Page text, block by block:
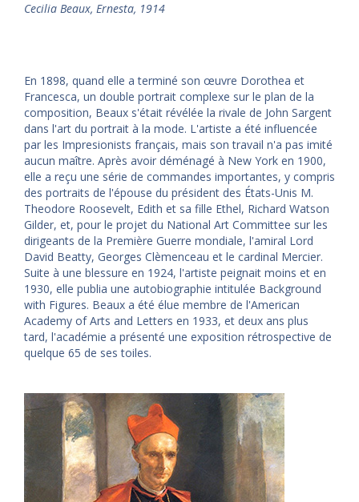
Cecilia Beaux, Ernesta, 1914
En 1898, quand elle a terminé son œuvre Dorothea et
Francesca, un double portrait complexe sur le plan de la
composition, Beaux s'était révélée la rivale de John Sargent
dans l'art du portrait à la mode. L'artiste a été influencée
par les Impresionists français, mais son travail n'a pas imité
aucun maître. Après avoir déménagé à New York en 1900,
elle a reçu une série de commandes importantes, y compris
des portraits de l'épouse du président des États-Unis M.
Theodore Roosevelt, Edith et sa fille Ethel, Richard Watson
Gilder, et, pour le projet du National Art Committee sur les
dirigeants de la Première Guerre mondiale, l'amiral Lord
David Beatty, Georges Clèmenceau et le cardinal Mercier.
Suite à une blessure en 1924, l'artiste peignait moins et en
1930, elle publia une autobiographie intitulée Background
with Figures. Beaux a été élue membre de l'American
Academy of Arts and Letters en 1933, et deux ans plus
tard, l'académie a présenté une exposition rétrospective de
quelque 65 de ses toiles.